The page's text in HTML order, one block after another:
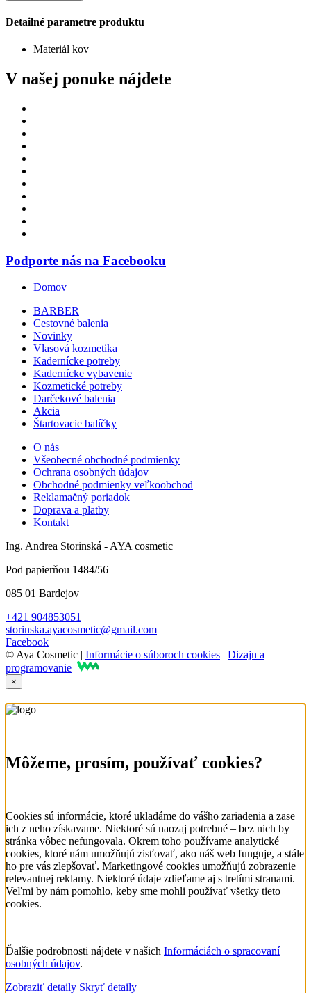
Detailné parametre produktu
Materiál kov
V našej ponuke nájdete
Podporte nás na Facebooku
Domov
BARBER
Cestovné balenia
Novinky
Vlasová kozmetika
Kadernícke potreby
Kadernícke vybavenie
Kozmetické potreby
Darčekové balenia
Akcia
Štartovacie balíčky
O nás
Všeobecné obchodné podmienky
Ochrana osobných údajov
Obchodné podmienky veľkoobchod
Reklamačný poriadok
Doprava a platby
Kontakt
Ing. Andrea Storinská - AYA cosmetic
Pod papierňou 1484/56
085 01 Bardejov
+421 904853051
storinska.ayacosmetic@gmail.com
Facebook
© Aya Cosmetic | Informácie o súboroch cookies | Dizajn a
programovanie
×
Môžeme, prosím, používať cookies?
Cookies sú informácie, ktoré ukladáme do vášho zariadenia a zase
ich z neho získavame. Niektoré sú naozaj potrebné – bez nich by
stránka vôbec nefungovala. Okrem toho používame analytické
cookies, ktoré nám umožňujú zisťovať, ako náš web funguje, a stále
ho pre vás zlepšovať. Marketingové cookies umožňujú zobrazenie
relevantnej reklamy. Niektoré údaje zdieľame aj s tretími stranami.
Veľmi by nám pomohlo, keby sme mohli používať všetky tieto
cookies.
Ďalšie podrobnosti nájdete v našich Informáciách o spracovaní
osobných údajov.
Zobraziť detaily Skryť detaily